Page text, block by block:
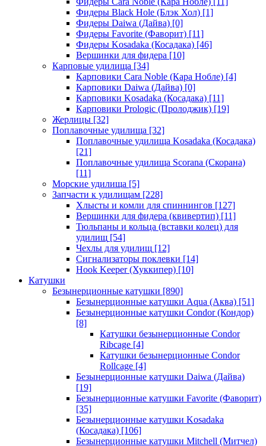
Фидеры Black Hole (Блэк Хол) [1]
Фидеры Daiwa (Дайва) [0]
Фидеры Favorite (Фаворит) [11]
Фидеры Kosadaka (Косадака) [46]
Вершинки для фидера [10]
Карповые удилища [34]
Карповики Cara Noble (Кара Нобле) [4]
Карповики Daiwa (Дайва) [0]
Карповики Kosadaka (Косадака) [11]
Карповики Prologic (Пролоджик) [19]
Жерлицы [32]
Поплавочные удилища [32]
Поплавочные удилища Kosadaka (Косадака)
[21]
Поплавочные удилища Scorana (Скорана)
[11]
Морские удилища [5]
Запчасти к удилищам [228]
Хлысты и комли для спиннингов [127]
Вершинки для фидера (квивертип) [11]
Тюльпаны и кольца (вставки колец) для
удилищ [54]
Чехлы для удилищ [12]
Сигнализаторы поклевки [14]
Hook Keeper (Хуккипер) [10]
Катушки
Безынерционные катушки [890]
Безынерционные катушки Aqua (Аква) [51]
Безынерционные катушки Condor (Кондор)
[8]
Катушки безынерционные Condor
Ribcage [4]
Катушки безынерционные Condor
Rollcage [4]
Безынерционные катушки Daiwa (Дайва)
[19]
Безынерционные катушки Favorite (Фаворит)
[35]
Безынерционные катушки Kosadaka
(Косадака) [106]
Безынерционные катушки Mitchell (Митчел)